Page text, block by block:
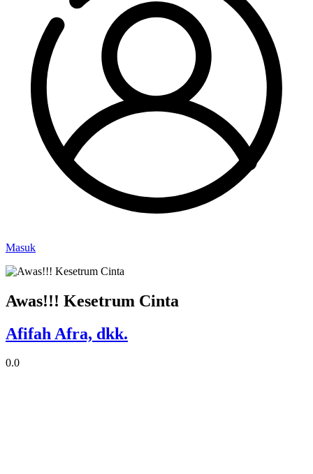
Masuk
Awas!!! Kesetrum Cinta
Afifah Afra, dkk.
0.0